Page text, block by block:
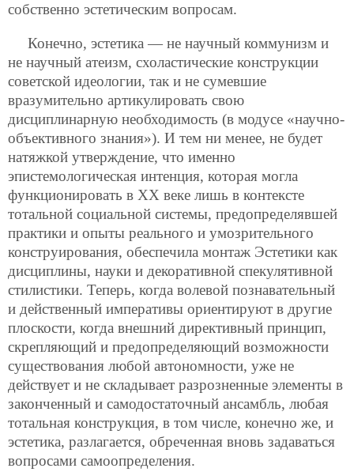
собственно эстетическим вопросам.
Конечно, эстетика — не научный коммунизм и
не научный атеизм, схоластические конструкции
советской идеологии, так и не сумевшие
вразумительно артикулировать свою
дисциплинарную необходимость (в модусе «научно-
объективного знания»). И тем ни менее, не будет
натяжкой утверждение, что именно
эпистемологическая интенция, которая могла
функционировать в ХХ веке лишь в контексте
тотальной социальной системы, предопределявшей
практики и опыты реального и умозрительного
конструирования, обеспечила монтаж Эстетики как
дисциплины, науки и декоративной спекулятивной
стилистики. Теперь, когда волевой познавательный
и действенный императивы ориентируют в другие
плоскости, когда внешний директивный принцип,
скрепляющий и предопределяющий возможности
существования любой автономности, уже не
действует и не складывает разрозненные элементы в
законченный и самодостаточный ансамбль, любая
тотальная конструкция, в том числе, конечно же, и
эстетика, разлагается, обреченная вновь задаваться
вопросами самоопределения.